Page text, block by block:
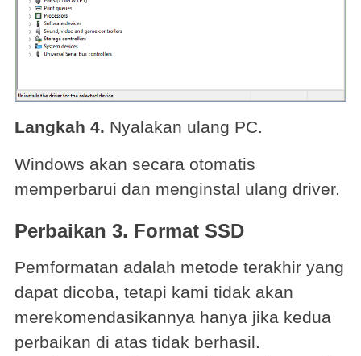
Langkah 4. Nyalakan ulang PC.
Windows akan secara otomatis
memperbarui dan menginstal ulang driver.
Perbaikan 3. Format SSD
Pemformatan adalah metode terakhir yang
dapat dicoba, tetapi kami tidak akan
merekomendasikannya hanya jika kedua
perbaikan di atas tidak berhasil.